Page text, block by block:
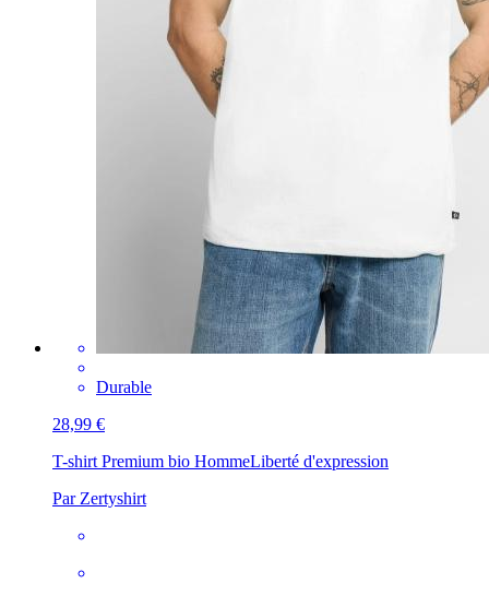
Durable
28,99 €
T-shirt Premium bio HommeLiberté d'expression
Par Zertyshirt